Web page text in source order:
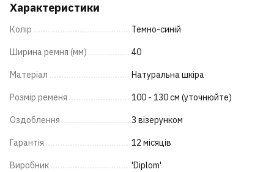
Характеристики
Колір Темно-синій
Ширина ремня (мм) 40
Матеріал Натуральна шкіра
Розмір ременя 100 - 130 см (уточнюйте)
Оздоблення З візерунком
Гарантія 12 місяців
Виробник 'Diplom'